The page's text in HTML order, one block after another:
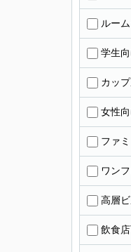
ルー
学生
カッ
女性
ファ
ワン
高層
飲食